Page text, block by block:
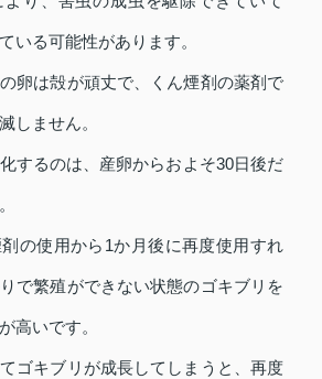
いる可能性があります。
卵は殻が頑丈で、くん煙剤の薬剤で
しません。
するのは、産卵からおよそ30日後だ
の使用から1か月後に再度使用すれ
で繁殖ができない状態のゴキブリを
高いです。
ゴキブリが成長してしまうと、再度